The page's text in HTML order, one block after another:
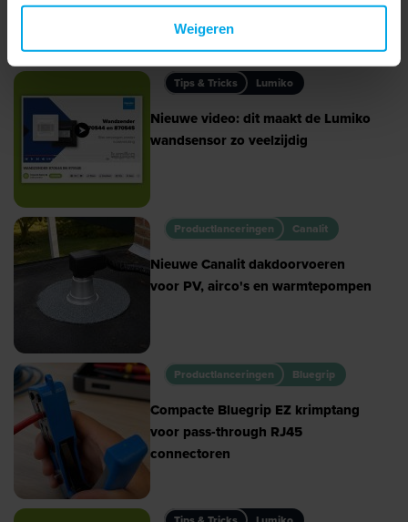
Weigeren
Hier vind je actuele updates en innovaties die je helpen bij jouw
projecten.
Tips & Tricks Lumiko
Nieuwe video: dit maakt de Lumiko
wandsensor zo veelzijdig
Productlanceringen Canalit
Nieuwe Canalit dakdoorvoeren
voor PV, airco's en warmtepompen
Productlanceringen Bluegrip
Compacte Bluegrip EZ krimptang
voor pass-through RJ45
connectoren